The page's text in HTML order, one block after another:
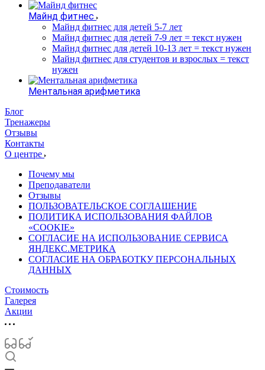
Майнд фитнес
Майнд фитнес для детей 5-7 лет
Майнд фитнес для детей 7-9 лет = текст нужен
Майнд фитнес для детей 10-13 лет = текст нужен
Майнд фитнес для студентов и взрослых = текст
нужен
Ментальная арифметика
Блог
Тренажеры
Отзывы
Контакты
О центре
Почему мы
Преподаватели
Отзывы
ПОЛЬЗОВАТЕЛЬСКОЕ СОГЛАШЕНИЕ
ПОЛИТИКА ИСПОЛЬЗОВАНИЯ ФАЙЛОВ
«COOKIE»
СОГЛАСИЕ НА ИСПОЛЬЗОВАНИЕ СЕРВИСА
ЯНДЕКС.МЕТРИКА
СОГЛАСИЕ НА ОБРАБОТКУ ПЕРСОНАЛЬНЫХ
ДАННЫХ
Стоимость
Галерея
Акции